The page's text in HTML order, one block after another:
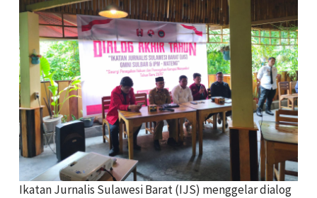
Ikatan Jurnalis Sulawesi Barat (IJS) menggelar dialog